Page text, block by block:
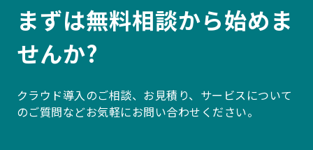
まずは無料相談から始めま
せんか?
クラウド導入のご相談、お見積り、サービスについて
のご質問などお気軽にお問い合わせください。